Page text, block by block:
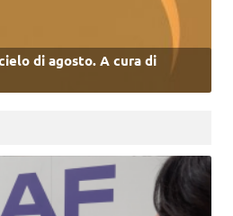
di agosto. A cura di